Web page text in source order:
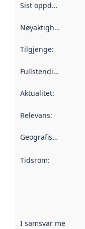
Sist oppdatert
Nøyaktigheit
Tilgjenge:
Fullstendigheit
Aktualitet:
Relevans:
Geografisk område
Tidsrom:
I samsvar med